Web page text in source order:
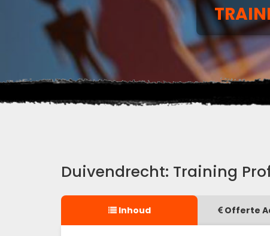
Duivendrecht: Training
Inhoud Offerte